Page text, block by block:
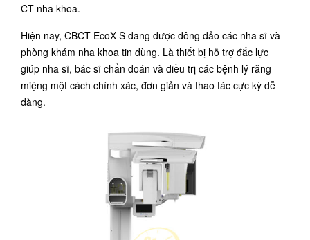
CT nha khoa.
Hiện nay, CBCT EcoX-S đang được đông đảo các nha sĩ và
phòng khám nha khoa tin dùng. Là thiết bị hỗ trợ đắc lực
giúp nha sĩ, bác sĩ chẩn đoán và điều trị các bệnh lý răng
miệng một cách chính xác, đơn giản và thao tác cực kỳ dễ
dàng.